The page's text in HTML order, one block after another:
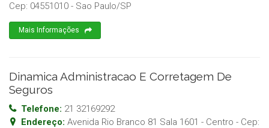
Cep: 04551010 - Sao Paulo/SP
Mais Informações
Dinamica Administracao E Corretagem De
Seguros
Telefone: 21 32169292
Endereço: Avenida Rio Branco 81 Sala 1601 - Centro - Cep: